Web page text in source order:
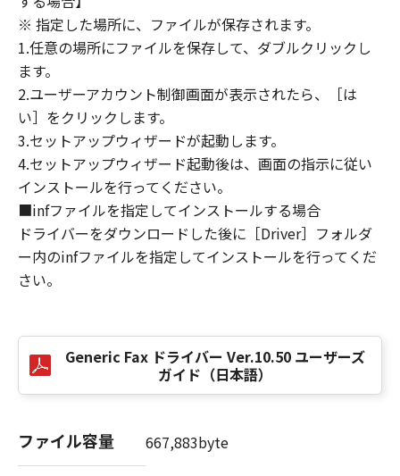
損害の可能性について知らされていた場合でも
同様です。
(3) キヤノン、キヤノンのライセンサー、キヤノ
ンの子会社、キヤノンの関連会社、それらの販
売代理店または販売店のいずれも、「本ソフト
ウェア」、または「本ソフトウェア」の使用に
起因または関連してお客様と第三者との間に生
じたいかなる紛争についても、一切責任を負わ
ないものとします。
８．契約期間
(1) 本契約書は、お客様が、『同意』を示す下
記のボタンをクリックした時点、または「本ソ
フトウェア」をインストールした時点で発効
(2) お客様は、「本ソフトウェア」およびその
複製物のすべてを廃棄および消去することによ
り、本契約書を終了させることができます。
した場合、本契約書は直ちに終了します。
(4) お客様は、上記(3)によって本契約書が終了
※ 指定した場所に、ファイルが保存されます。
1.任意の場所にファイルを保存して、ダブルクリックし
ます。
2.ユーザーアカウント制御画面が表示されたら、［は
い］をクリックします。
3.セットアップウィザードが起動します。
4.セットアップウィザード起動後は、画面の指示に従い
インストールを行ってください。
■infファイルを指定してインストールする場合
ドライバーをダウンロードした後に［Driver］フォルダ
ー内のinfファイルを指定してインストールを行ってくだ
さい。
Generic Fax ドライバー Ver.10.50 ユーザーズ
ガイド（日本語）
ファイル容量 667,883byte